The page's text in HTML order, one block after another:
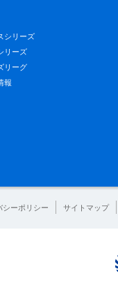
シリーズ
リーズ
リーグ
報
シーポリシー サイトマップ